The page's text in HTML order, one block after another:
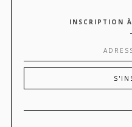
INSCRIPTION